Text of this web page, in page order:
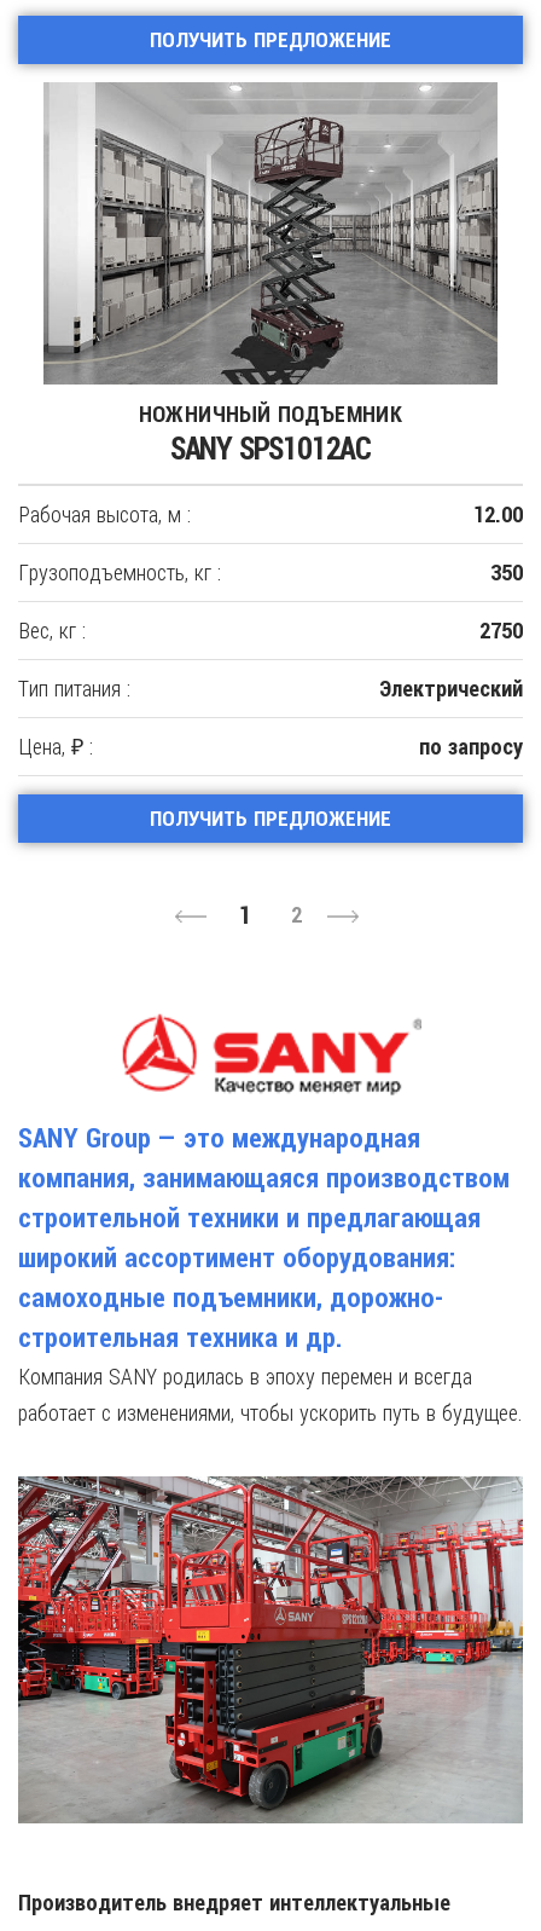
ПОЛУЧИТЬ ПРЕДЛОЖЕНИЕ
НОЖНИЧНЫЙ ПОДЪЕМНИК
SANY SPS1012AC
Рабочая высота, м : 12.00
Грузоподъемность, кг : 350
Вес, кг : 2750
Тип питания : Электрический
Цена, ₽ : по запросу
ПОЛУЧИТЬ ПРЕДЛОЖЕНИЕ
1 2
SANY Group — это международная
компания, занимающаяся производством
строительной техники и предлагающая
широкий ассортимент оборудования:
самоходные подъемники, дорожно-
строительная техника и др.
Компания SANY родилась в эпоху перемен и всегда
работает с изменениями, чтобы ускорить путь в будущее.
Производитель внедряет интеллектуальные